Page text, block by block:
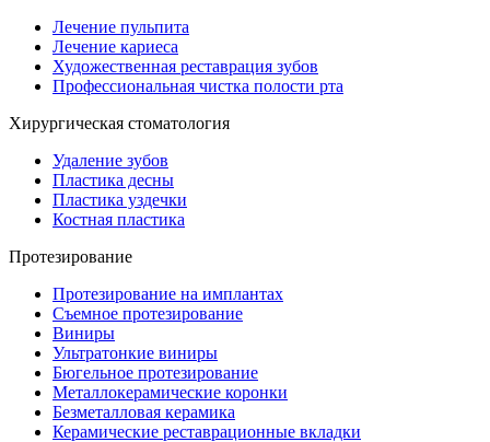
Лечение пульпита
Лечение кариеса
Художественная реставрация зубов
Профессиональная чистка полости рта
Хирургическая стоматология
Удаление зубов
Пластика десны
Пластика уздечки
Костная пластика
Протезирование
Протезирование на имплантах
Съемное протезирование
Виниры
Ультратонкие виниры
Бюгельное протезирование
Металлокерамические коронки
Безметалловая керамика
Керамические реставрационные вкладки